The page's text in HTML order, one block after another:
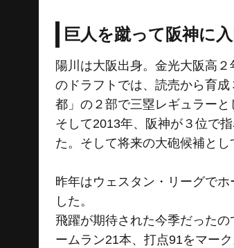
巨人を蹴って阪神に
陽川は大阪出身。金光大阪高
のドラフトでは、読売から育
都」の２部で三塁レギュラーと
そして2013年、阪神が３位で
た。そして将来の大砲候補とし
昨年はウェスタン・リーグで
した。
飛躍が期待された今季だった
ームラン21本、打点91をマー